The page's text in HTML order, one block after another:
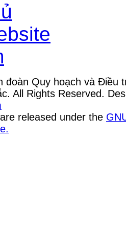
đoàn Quy hoạch và Điều
All Rights Reserved.
released under the